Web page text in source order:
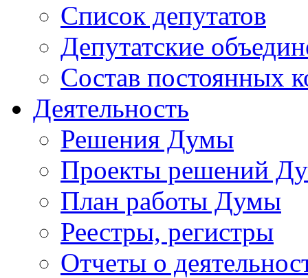
Список депутатов
Депутатские
Состав постоянных
Деятельность
Решения Думы
Проекты решений
План работы Думы
Реестры, регистры
Отчеты о